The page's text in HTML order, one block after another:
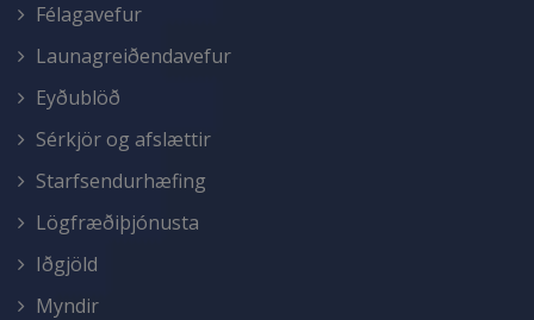
Félagavefur
Launagreiðendavefur
Eyðublöð
Sérkjör og afslættir
Starfsendurhæfing
Lögfræðiþjónusta
Iðgjöld
Myndir